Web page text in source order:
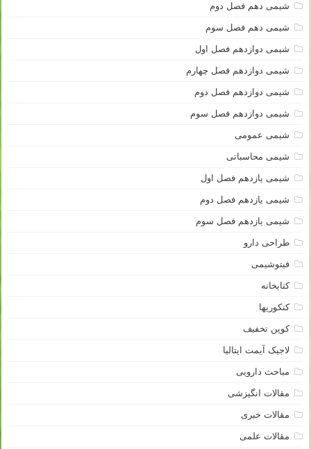
شیمی دهم فصل دوم
شیمی دهم فصل سوم
شیمی دوازدهم فصل اول
شیمی دوازدهم فصل چهارم
شیمی دوازدهم فصل دوم
شیمی دوازدهم فصل سوم
شیمی عمومی
شیمی محاسباتی
شیمی یازدهم فصل اول
شیمی یازدهم فصل دوم
شیمی یازدهم فصل سوم
طراحی دارو
فیتوشیمی
کتابخانه
کنکوریها
کوپن تخفیف
لاجیک آیمت ایتالیا
مباحث دارویی
مقالات انگیزشی
مقالات خبری
مقالات علمی